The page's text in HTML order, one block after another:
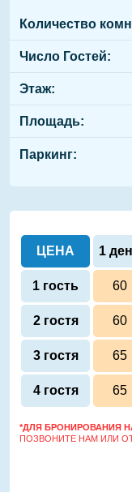
Количество
Число Гостей:
Этаж:
Площадь:
Паркинг:
ЦЕНА 1
1 гость 60
2 гостя 60
3 гостя 65
4 гостя 65
*ДЛЯ БРОНИРОВАНИЯ
ПОЗВОНИТЕ НАМ ИЛИ